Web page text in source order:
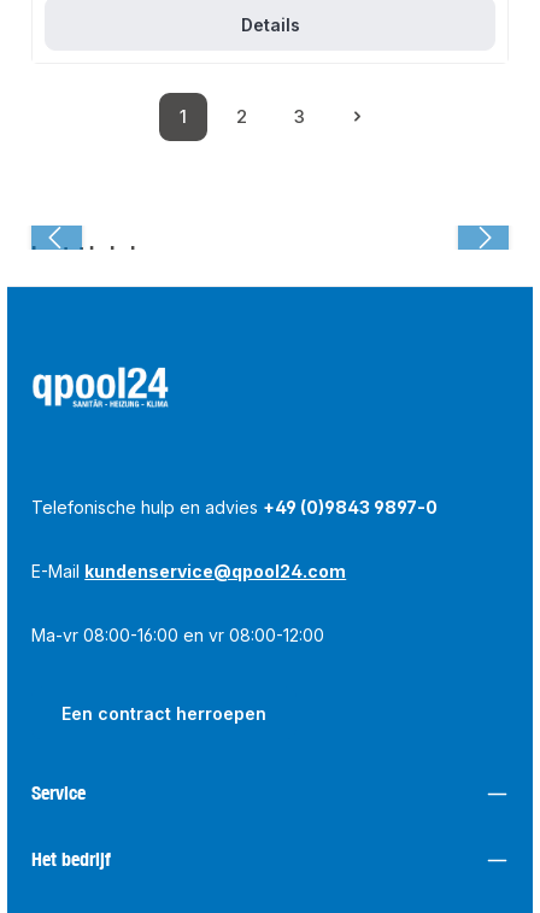
Details
Pagina
1
Pagina
2
Pagina
3
Laatst bekeken:
Telefonische hulp en advies +49 (0)9843 9897-0
E-Mail kundenservice@qpool24.com
Ma-vr 08:00-16:00 en vr 08:00-12:00
Een contract herroepen
Service
Het bedrijf